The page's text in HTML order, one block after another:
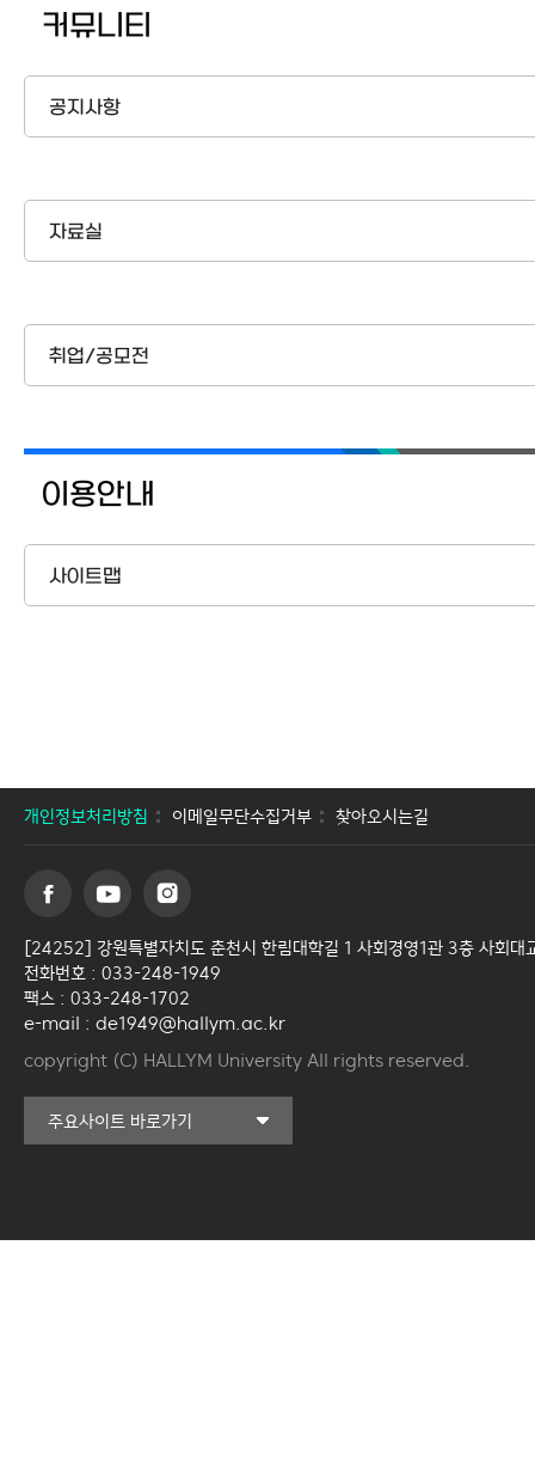
커뮤니티
공지사항
자료실
취업/공모전
이용안내
사이트맵
개인정보처리방침 이메일무단수집거부 찾아오시는길
[24252] 강원특별자치도 춘천시 한림대학길 1 사회경영1관 3층 사회대
전화번호 : 033-248-1949
팩스 : 033-248-1702
e-mail : de1949@hallym.ac.kr
copyright (C) HALLYM University All rights reserved.
주요사이트 바로가기
커뮤니티교육원
국제학생증신청